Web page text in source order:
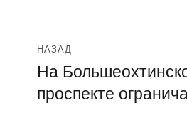
Навигация
по
записям
НАЗАД
Предыдущая
запись:
На
проспекте